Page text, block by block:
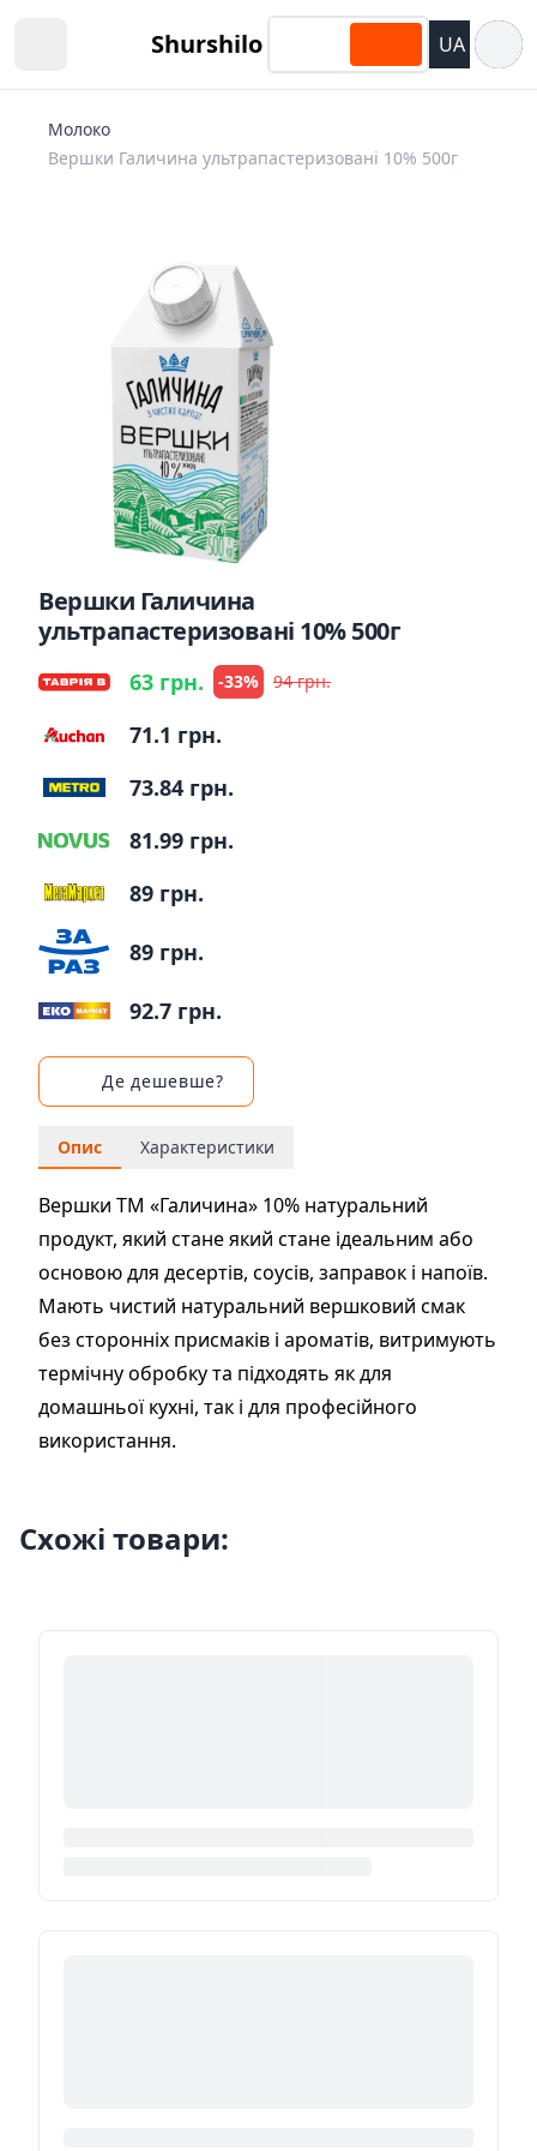
Shurshilo UA
Молоко
Вершки Галичина ультрапастеризовані 10% 500г
Вершки Галичина
ультрапастеризовані 10% 500г
63 грн. -33% 94 грн.
71.1 грн.
73.84 грн.
81.99 грн.
89 грн.
89 грн.
92.7 грн.
Де дешевше?
Опис Характеристики
Вершки ТМ «Галичина» 10% натуральний
продукт, який стане який стане ідеальним або
основою для десертів, соусів, заправок і напоїв.
Мають чистий натуральний вершковий смак
без сторонніх присмаків і ароматів, витримують
термічну обробку та підходять як для
домашньої кухні, так і для професійного
використання.
Схожі товари: